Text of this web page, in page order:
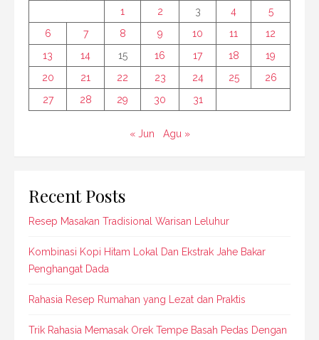
1
2 3 4
5
6
7 8 9 10 11
12
13
14 15 16 17 18
19
20
21 22 23 24 25
26
27
28 29 30 31
« Jun Agu »
Recent Posts
Resep Masakan Tradisional Warisan Leluhur
Kombinasi Kopi Hitam Lokal Dan Ekstrak Jahe Bakar
Penghangat Dada
Rahasia Resep Rumahan yang Lezat dan Praktis
Trik Rahasia Memasak Orek Tempe Basah Pedas Dengan